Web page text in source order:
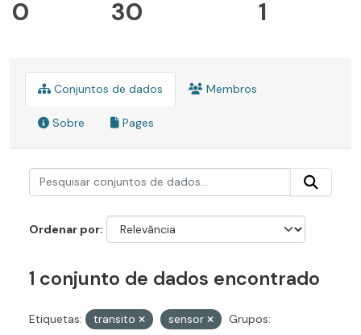
0 30 1
Conjuntos de dados Membros
Sobre Pages
Ordenar por
1 conjunto de dados encontrado
Etiquetas: transito sensor
Grupos: